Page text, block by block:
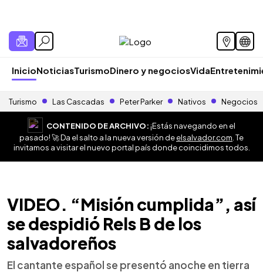
InicioNoticiasTurismoDinero y negociosVida
Turismo Las Cascadas Peter Parker Nativos Negocios
CONTENIDO DE ARCHIVO:¡Estás navegando en el
pasado! 🚀 Da el salto a la nueva versión deelsalvador.com . Te
invitamos a visitar el nuevo portal país donde coincidimos todos.
VIDEO. “Misión cumplida”, así
se despidió Rels B de los
salvadoreños
El cantante español se presentó anoche en tierra